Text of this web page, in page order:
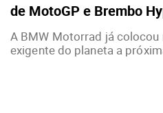
de MotoGP e Brembo
A BMW Motorrad já
exigente do planeta a